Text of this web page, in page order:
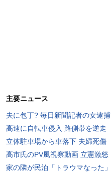
主要ニュース
夫に包丁? 毎日新聞記者の女逮捕
高速に自転車侵入 路側帯を逆走
立体駐車場から車落下 夫婦死傷
高市氏のPV風視察動画 立憲激怒
家の隣が民泊「トラウマなった」